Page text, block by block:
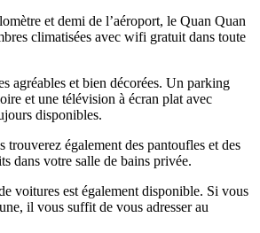
et demi de l’aéroport, le Quan Quan
climatisées avec wifi gratuit dans toute
agréables et bien décorées. Un parking
et une télévision à écran plat avec
disponibles.
également des pantoufles et des
dans votre salle de bains privée.
voitures est également disponible. Si vous
il vous suffit de vous adresser au